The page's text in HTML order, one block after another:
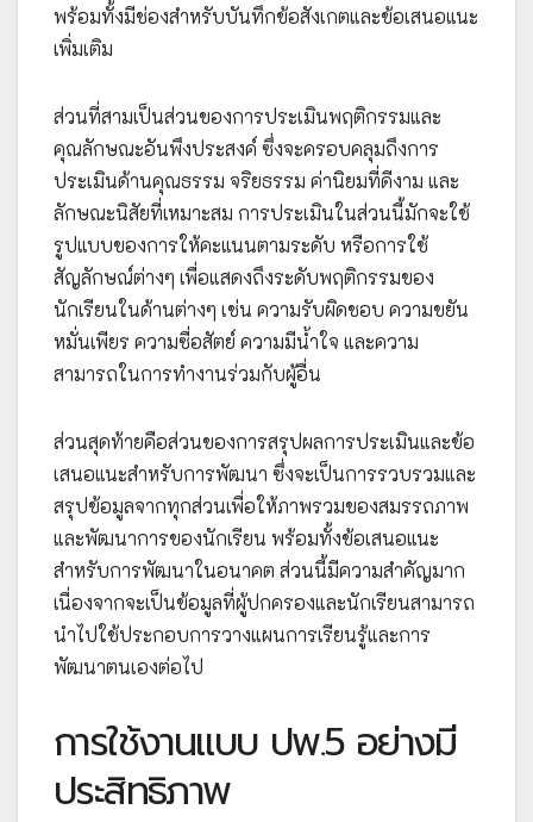
พร้อมทั้งมีช่องสำหรับบันทึกข้อสังเกตและข้อเสนอแนะ
เพิ่มเติม
ส่วนที่สามเป็นส่วนของการประเมินพฤติกรรมและ
คุณลักษณะอันพึงประสงค์ ซึ่งจะครอบคลุมถึงการ
ประเมินด้านคุณธรรม จริยธรรม ค่านิยมที่ดีงาม และ
ลักษณะนิสัยที่เหมาะสม การประเมินในส่วนนี้มักจะใช้
รูปแบบของการให้คะแนนตามระดับ หรือการใช้
สัญลักษณ์ต่างๆ เพื่อแสดงถึงระดับพฤติกรรมของ
นักเรียนในด้านต่างๆ เช่น ความรับผิดชอบ ความขยัน
หมั่นเพียร ความซื่อสัตย์ ความมีน้ำใจ และความ
สามารถในการทำงานร่วมกับผู้อื่น
ส่วนสุดท้ายคือส่วนของการสรุปผลการประเมินและข้อ
เสนอแนะสำหรับการพัฒนา ซึ่งจะเป็นการรวบรวมและ
สรุปข้อมูลจากทุกส่วนเพื่อให้ภาพรวมของสมรรถภาพ
และพัฒนาการของนักเรียน พร้อมทั้งข้อเสนอแนะ
สำหรับการพัฒนาในอนาคต ส่วนนี้มีความสำคัญมาก
เนื่องจากจะเป็นข้อมูลที่ผู้ปกครองและนักเรียนสามารถ
นำไปใช้ประกอบการวางแผนการเรียนรู้และการ
พัฒนาตนเองต่อไป
การใช้งานแบบ ปพ.5 อย่างมี
ประสิทธิภาพ